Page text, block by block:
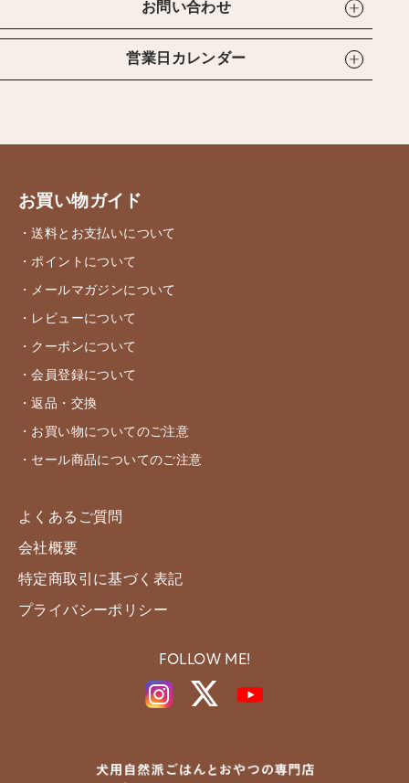
お問い合わせ
営業日カレンダー
お買い物ガイド
・送料とお支払いについて
・ポイントについて
・メールマガジンについて
・レビューについて
・クーポンについて
・会員登録について
・返品・交換
・お買い物についてのご注意
・セール商品についてのご注意
よくあるご質問
会社概要
特定商取引に基づく表記
プライバシーポリシー
FOLLOW ME!